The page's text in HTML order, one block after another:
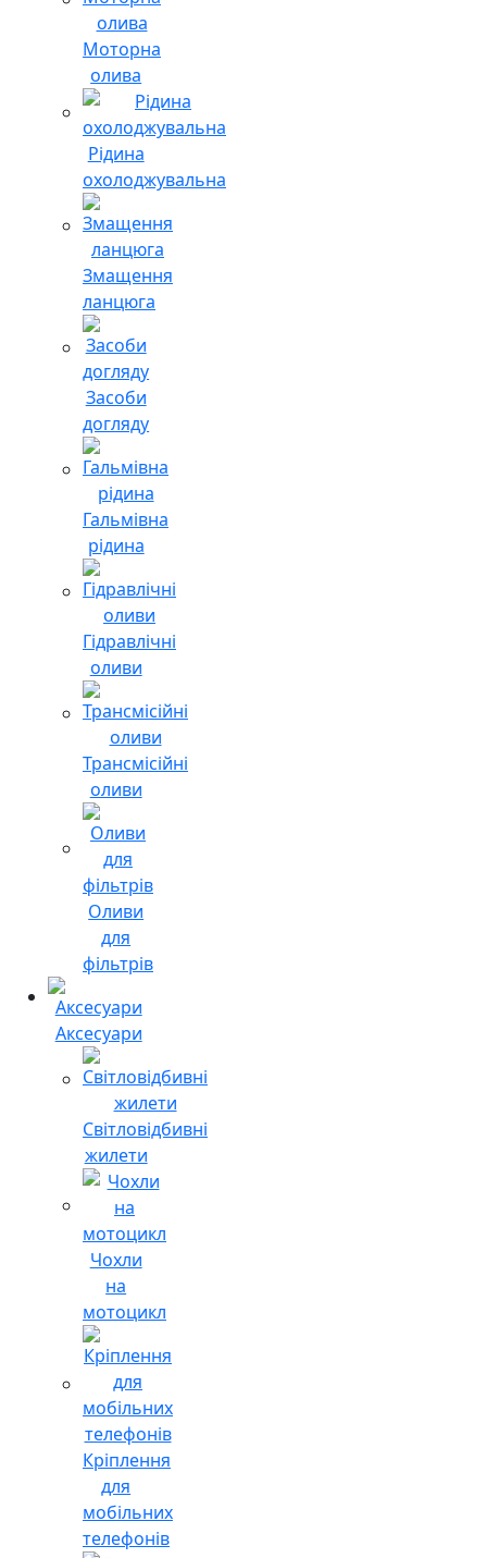
Моторна
олива
Рідина
охолоджувальна
Змащення
ланцюга
Засоби
догляду
Гальмівна
рідина
Гідравлічні
оливи
Трансмісійні
оливи
Оливи
для
фільтрів
Аксесуари
Світловідбивні
жилети
Чохли
на
мотоцикл
Кріплення
для
мобільних
телефонів